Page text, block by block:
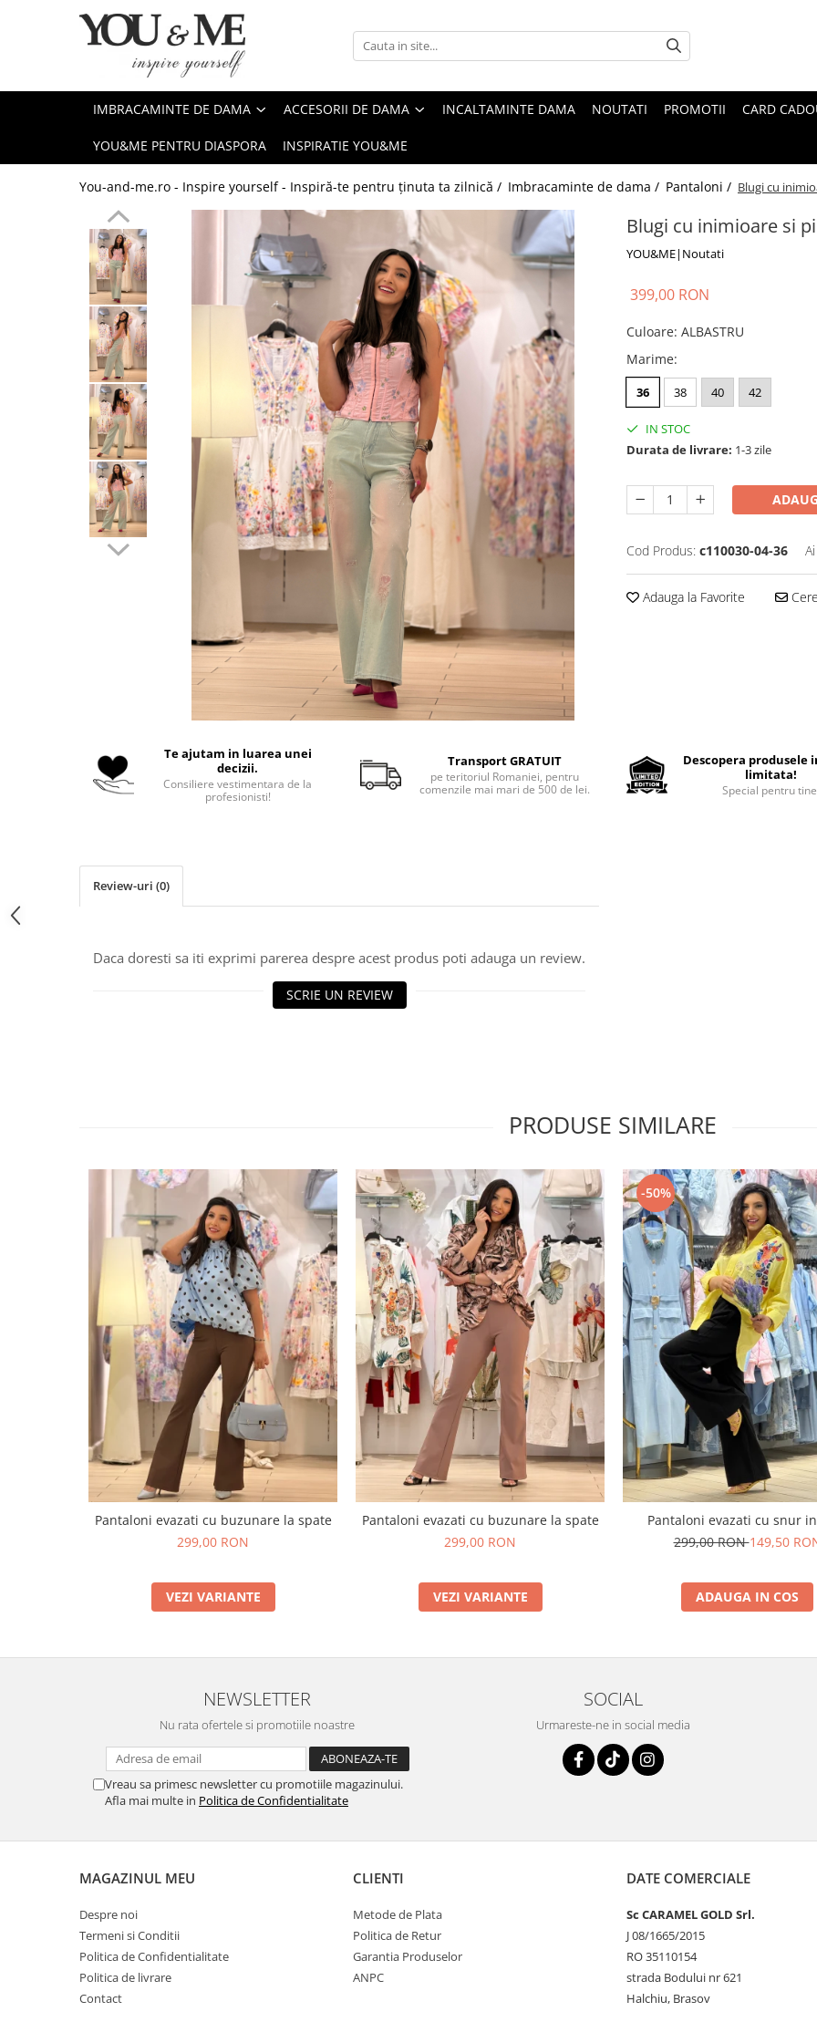
Imbracaminte de dama
Geci si jachete
Rochii de zi
Rochii de eveniment
Compleuri si costume
Tricouri si topuri
Costume de baie
Accesorii de dama
Coliere si brose
IMBRACAMINTE DE DAMA ACCESORII DE DAMA INCALTAMINTE DAMA NOUTATI PROMOTII CARD
YOU&ME PENTRU DIASPORA INSPIRATIE YOU&ME
You-and-me.ro - Inspire yourself - Inspiră-te pentru ținuta ta zilnică / Imbracaminte de dama / Pantaloni / Blugi cu
Blugi cu inimioare si
YOU&ME|Noutati
399,00 RON
Culoare: ALBASTRU
Marime:
36 38 40 42
IN STOC
Durata de livrare: 1-3 zile
Cod Produs: c110030-04-36
Adauga la Favorite
Te ajutam in luarea unei
decizii.
Consiliere vestimentara de la
profesionisti!
Transport GRATUIT
pe teritoriul Romaniei, pentru
comenzile mai mari de 500 de lei.
Descopera produsele
limitata!
Special pentru
Review-uri (0)
Daca doresti sa iti exprimi parerea despre acest produs poti adauga un review.
SCRIE UN REVIEW
PRODUSE SIMILARE
Pantaloni evazati cu buzunare la spate
299,00 RON
VEZI VARIANTE
Pantaloni evazati cu buzunare la spate
299,00 RON
VEZI VARIANTE
-50%
Pantaloni evazati cu snur
299,00 RON149,50
ADAUGA IN COS
NEWSLETTER
Nu rata ofertele si promotiile noastre
Vreau sa primesc newsletter cu promotiile magazinului.
Afla mai multe in Politica de Confidentialitate
SOCIAL
Urmareste-ne in social media
MAGAZINUL MEU
Despre noi
Termeni si Conditii
Politica de Confidentialitate
Politica de livrare
Contact
CLIENTI
Metode de Plata
Politica de Retur
Garantia Produselor
ANPC
DATE COMERCIALE
Sc CARAMEL GOLD Srl.
J 08/1665/2015
RO 35110154
strada Bodului nr 621
Halchiu, Brasov